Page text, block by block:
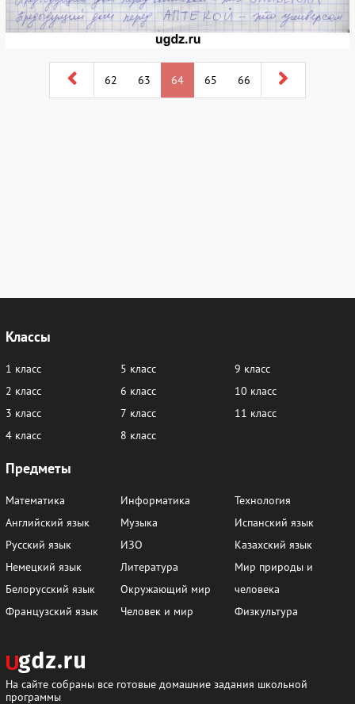
62 63 64 65 66
Классы
1 класс
2 класс
3 класс
4 класс
5 класс
6 класс
7 класс
8 класс
9 класс
10 класс
11 класс
Предметы
Математика
Английский язык
Русский язык
Немецкий язык
Белорусский язык
Французский язык
Информатика
Музыка
ИЗО
Литература
Окружающий мир
Человек и мир
Технология
Испанский язык
Казахский язык
Мир природы и
человека
Физкультура
На сайте собраны все готовые домашние задания школьной
программы